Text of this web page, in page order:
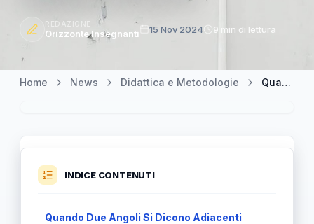
REDAZIONE
Orizzonte Insegnanti 15 Nov 2024 9 min di lettura
Home News Didattica e Metodologie Quando Due Angoli Si Dicono Adiacenti: Scopri il Loro Significato e Applicazioni
INDICE CONTENUTI
Quando Due Angoli Si Dicono Adiacenti